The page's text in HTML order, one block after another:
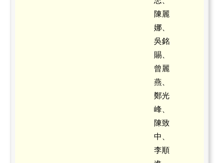
陳麗
娜、
吳銘
賜、
曾麗
燕、
鄭光
峰、
陳致
中、
李順